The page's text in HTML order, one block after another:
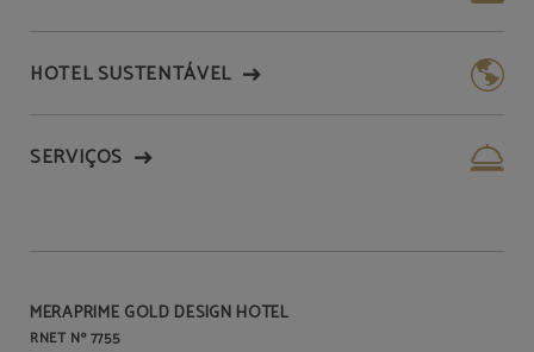
HOTEL SUSTENTÁVEL
SERVIÇOS
MERAPRIME GOLD DESIGN HOTEL
RNET Nº 7755